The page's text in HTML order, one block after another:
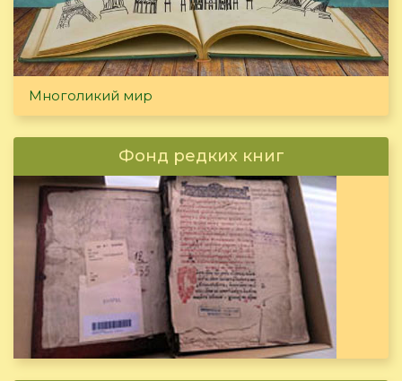
Многоликий мир
Фонд редких книг